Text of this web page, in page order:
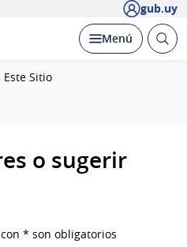
gub.uy
Desplegar
Menú Abrir
Sitio
o sugerir
* son obligatorios